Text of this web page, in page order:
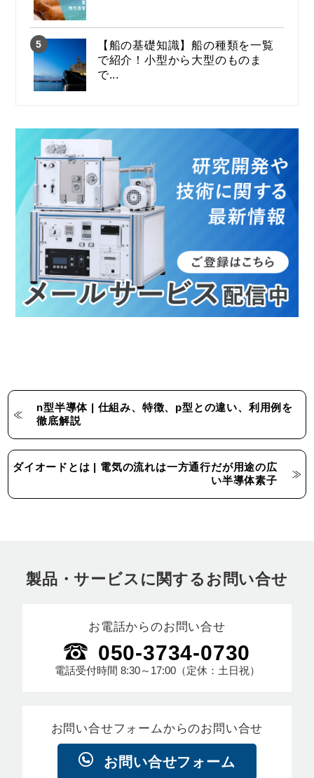
【船の基礎知識】船の種類を一覧
で紹介！小型から大型のものま
で...
n型半導体 | 仕組み、特徴、p型との違い、利用例を
徹底解説
ダイオードとは | 電気の流れは一方通行だが用途の広
い半導体素子
製品・サービスに関するお問い合せ
お電話からのお問い合せ
050-3734-0730
電話受付時間 8:30～17:00（定休：土日祝）
お問い合せフォームからのお問い合せ
お問い合せフォーム